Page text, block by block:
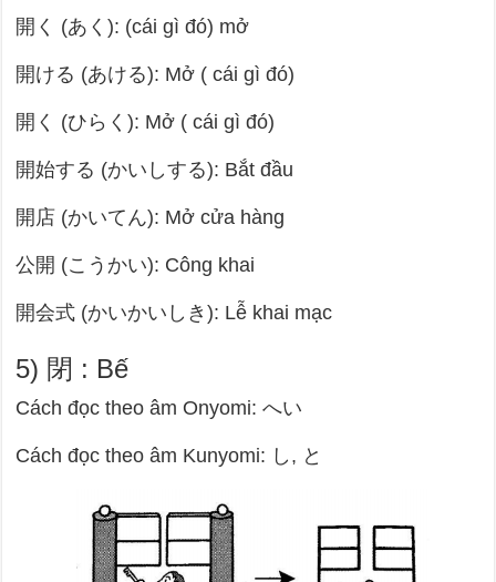
開く (あく): (cái gì đó) mở
開ける (あける): Mở ( cái gì đó)
開く (ひらく): Mở ( cái gì đó)
開始する (かいしする): Bắt đầu
開店 (かいてん): Mở cửa hàng
公開 (こうかい): Công khai
開会式 (かいかいしき): Lễ khai mạc
5) 閉 : Bế
Cách đọc theo âm Onyomi: へい
Cách đọc theo âm Kunyomi: し, と